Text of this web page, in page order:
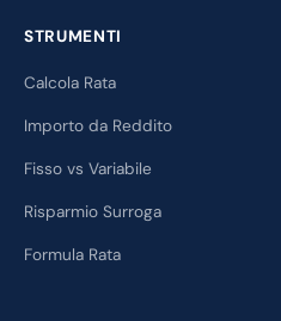
STRUMENTI
Calcola Rata
Importo da Reddito
Fisso vs Variabile
Risparmio Surroga
Formula Rata